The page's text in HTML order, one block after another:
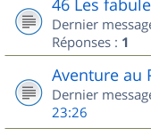
46 Les
Dernier
Réponses : 1
Aventure au
Dernier
23:26